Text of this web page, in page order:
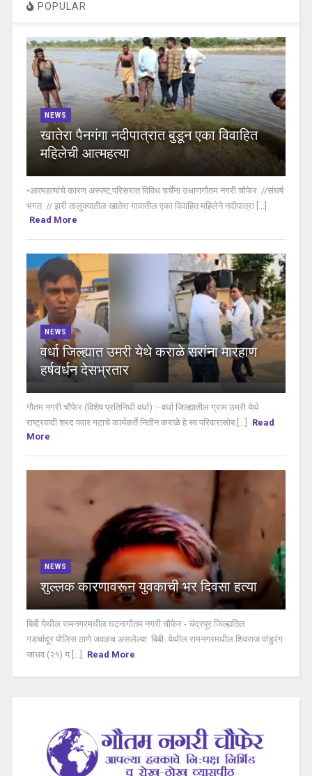
POPULAR
NEWS
खातेरा पैनगंगा नदीपात्रात बुडून एका विवाहित
महिलेची आत्महत्या
•आत्महत्यांचे कारण अस्पष्ट,परिसरात विविध चर्चेंना उधाणगौतम नगरी चौफेर //संघर्ष
भगत // झरी तालुक्यातील खातेरा गावातील एका विवाहित महिलेने नदीपात्रा [...]
Read More
NEWS
वर्धा जिल्ह्यात उमरी येथे कराळे सरांना मारहाण
हर्षवर्धन देसभ्रतार
गौतम नगरी चौफेर (विशेष प्रतिनिधी वर्धा) :- वर्धा जिल्ह्यातील ग्राम उमरी येथे
राष्ट्रवादी शरद पवार गटाचे कार्यकर्ते नितीन कराळे हे स्व परिवारासोब [...]
Read
More
NEWS
शुल्लक कारणावरून युवकाची भर दिवसा हत्या
बिबी येथील रामनगरमधील घटनागौतम नगरी चौफेर - चंद्रपूर जिल्ह्यतिल
गडचांदूर पोलिस ठाणे जवळच असलेल्या बिबी येथील रामनगरमधील शिवराज पांडुरंग
जाधव (२१) य [...]
Read More